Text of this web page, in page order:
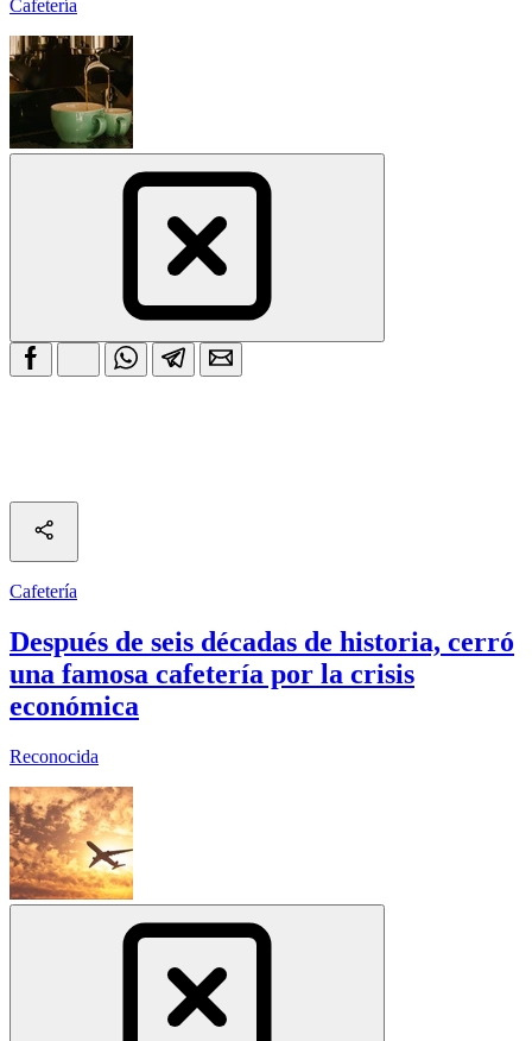
Cafetería
Cafetería
Después de seis décadas de historia, cerró
una famosa cafetería por la crisis
económica
Reconocida